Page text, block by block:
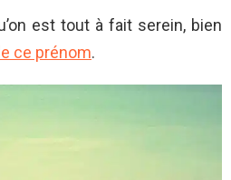
est tout à fait serein, bien
ce prénom.